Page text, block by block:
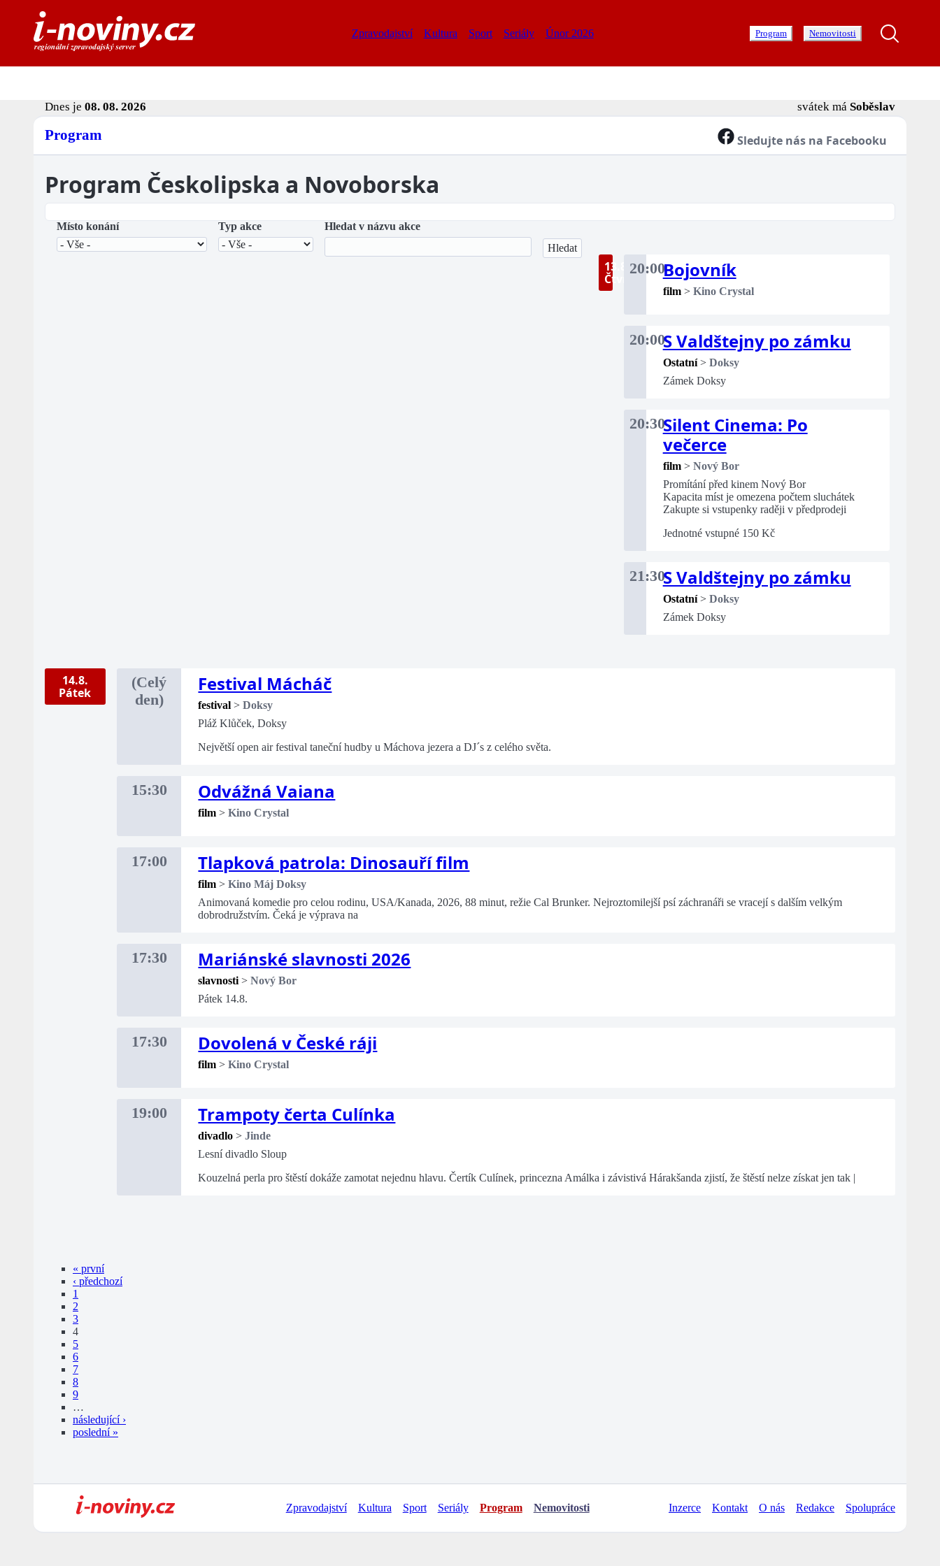
Zpravodajství Kultura Sport Seriály Únor 2026 Program Nemovitosti
Dnes je 08. 08. 2026 svátek má Soběslav
Program Sledujte nás na Facebooku
Program Českolipska a Novoborska
Místo konání Typ akce Hledat v názvu akce
13.8.
Čtvrtek
20:00Bojovník
film > Kino Crystal
20:00S Valdštejny po zámku
Ostatní > Doksy
Zámek Doksy
20:30Silent Cinema: Po
večerce
film > Nový Bor
Promítání před kinem Nový Bor
Kapacita míst je omezena počtem sluchátek
Zakupte si vstupenky raději v předprodeji
Jednotné vstupné 150 Kč
21:30S Valdštejny po zámku
Ostatní > Doksy
Zámek Doksy
14.8.
Pátek
(Celý
den)
Festival Mácháč
festival >Doksy
Pláž Klůček, Doksy
Největší open air festival taneční hudby u Máchova jezera a DJ´s z celého světa.
15:30 Odvážná Vaiana
film >Kino Crystal
17:00 Tlapková patrola: Dinosauří film
film >Kino Máj Doksy
Animovaná komedie pro celou rodinu, USA/Kanada, 2026, 88 minut, režie Cal Brunker. Nejroztomilejší psí záchranáři se vracejí s dalším velkým
dobrodružstvím. Čeká je výprava na
17:30 Mariánské slavnosti 2026
slavnosti >Nový Bor
Pátek 14.8.
17:30 Dovolená v České ráji
film >Kino Crystal
19:00 Trampoty čerta Culínka
divadlo >Jinde
Lesní divadlo Sloup
Kouzelná perla pro štěstí dokáže zamotat nejednu hlavu. Čertík Culínek, princezna Amálka i závistivá Hárakšanda zjistí, že štěstí nelze získat jen tak |
« první
‹ předchozí
1
2
3
4
5
6
7
8
9
…
následující ›
poslední »
Zpravodajství Kultura Sport Seriály Program Nemovitosti Inzerce Kontakt O nás Redakce Spolupráce